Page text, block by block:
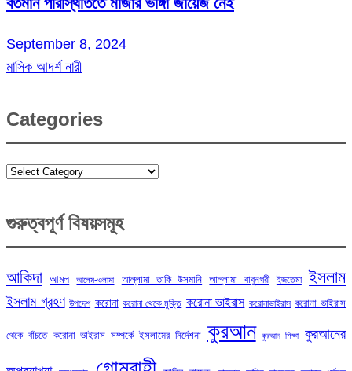
September 8, 2024
মাসিক আদর্শ নারী
Categories
Categories
গুরুত্বপূর্ণ বিষয়সমূহ
আকিদা আমল আলেম-ওলামা আল্লামা তাকি উসমানি আল্লামা বাবুনগরী ইজতেমা ইসলাম
ইসলাম গ্রহণ উপদেশ করোনা করোনা থেকে মুক্তি করোনা ভাইরাস করোনাভাইরাস করোনা ভাইরাস
থেকে বাঁচতে করোনা ভাইরাস সম্পর্কে ইসলামের নির্দেশনা কুরআন কুরআন শিক্ষা কুরআনের